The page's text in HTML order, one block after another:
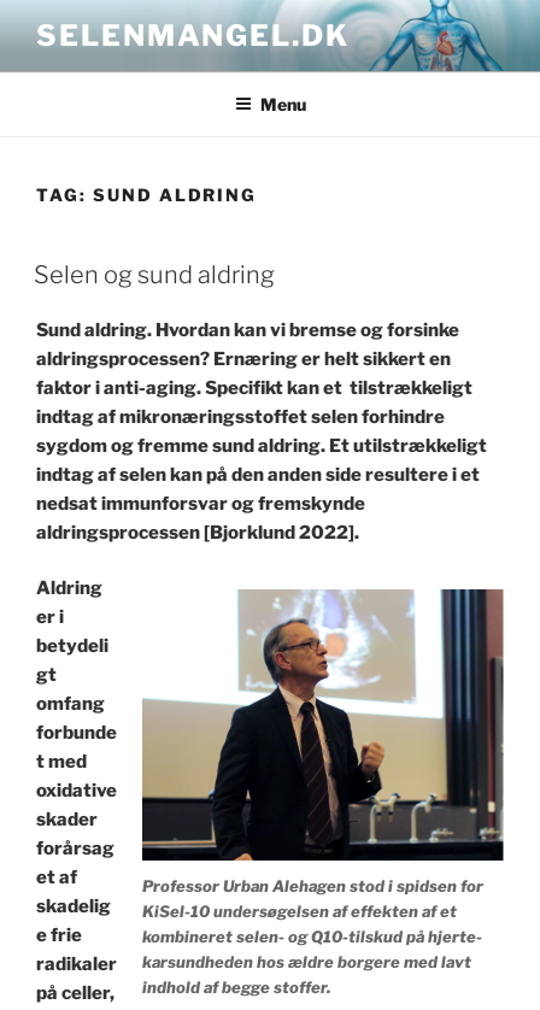
content
SELENMANGEL.DK
Menu
TAG: SUND ALDRING
POSTED
ON
Selen og sund aldring
Sund aldring. Hvordan kan vi bremse og forsinke
aldringsprocessen? Ernæring er helt sikkert en
faktor i anti-aging. Specifikt kan et tilstrækkeligt
indtag af mikronæringsstoffet selen forhindre
sygdom og fremme sund aldring. Et utilstrækkeligt
indtag af selen kan på den anden side resultere i et
nedsat immunforsvar og fremskynde
aldringsprocessen [Bjorklund 2022].
Professor Urban Alehagen stod i spidsen for
KiSel-10 undersøgelsen af ​​effekten af ​​et
kombineret selen- og Q10-tilskud på hjerte-
karsundheden hos ældre borgere med lavt
indhold af begge stoffer.
Aldring
er i
betydeli
gt
omfang
forbunde
t med
oxidative
skader
forårsag
et af
skadelig
e frie
radikaler
på celler,